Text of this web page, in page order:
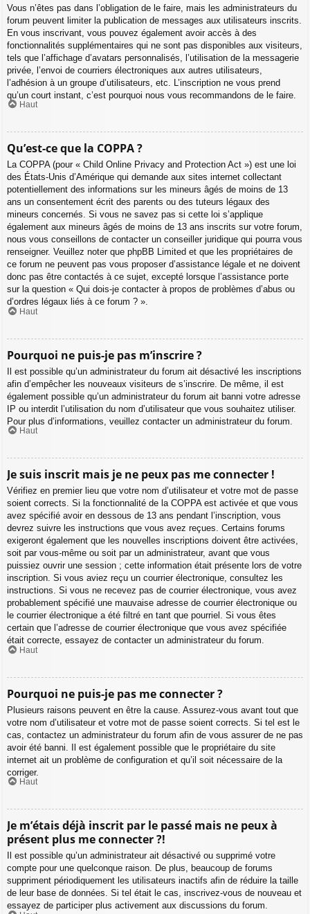
Vous n’êtes pas dans l’obligation de le faire, mais les administrateurs du
forum peuvent limiter la publication de messages aux utilisateurs inscrits.
En vous inscrivant, vous pouvez également avoir accès à des
fonctionnalités supplémentaires qui ne sont pas disponibles aux visiteurs,
tels que l’affichage d’avatars personnalisés, l’utilisation de la messagerie
privée, l’envoi de courriers électroniques aux autres utilisateurs,
l’adhésion à un groupe d’utilisateurs, etc. L’inscription ne vous prend
qu’un court instant, c’est pourquoi nous vous recommandons de le faire.
Haut
Qu’est-ce que la COPPA ?
La COPPA (pour « Child Online Privacy and Protection Act ») est une loi
des États-Unis d’Amérique qui demande aux sites internet collectant
potentiellement des informations sur les mineurs âgés de moins de 13
ans un consentement écrit des parents ou des tuteurs légaux des
mineurs concernés. Si vous ne savez pas si cette loi s’applique
également aux mineurs âgés de moins de 13 ans inscrits sur votre forum,
nous vous conseillons de contacter un conseiller juridique qui pourra vous
renseigner. Veuillez noter que phpBB Limited et que les propriétaires de
ce forum ne peuvent pas vous proposer d’assistance légale et ne doivent
donc pas être contactés à ce sujet, excepté lorsque l’assistance porte
sur la question « Qui dois-je contacter à propos de problèmes d’abus ou
d’ordres légaux liés à ce forum ? ».
Haut
Pourquoi ne puis-je pas m’inscrire ?
Il est possible qu’un administrateur du forum ait désactivé les inscriptions
afin d’empêcher les nouveaux visiteurs de s’inscrire. De même, il est
également possible qu’un administrateur du forum ait banni votre adresse
IP ou interdit l’utilisation du nom d’utilisateur que vous souhaitez utiliser.
Pour plus d’informations, veuillez contacter un administrateur du forum.
Haut
Je suis inscrit mais je ne peux pas me connecter !
Vérifiez en premier lieu que votre nom d’utilisateur et votre mot de passe
soient corrects. Si la fonctionnalité de la COPPA est activée et que vous
avez spécifié avoir en dessous de 13 ans pendant l’inscription, vous
devrez suivre les instructions que vous avez reçues. Certains forums
exigeront également que les nouvelles inscriptions doivent être activées,
soit par vous-même ou soit par un administrateur, avant que vous
puissiez ouvrir une session ; cette information était présente lors de votre
inscription. Si vous aviez reçu un courrier électronique, consultez les
instructions. Si vous ne recevez pas de courrier électronique, vous avez
probablement spécifié une mauvaise adresse de courrier électronique ou
le courrier électronique a été filtré en tant que pourriel. Si vous êtes
certain que l’adresse de courrier électronique que vous avez spécifiée
était correcte, essayez de contacter un administrateur du forum.
Haut
Pourquoi ne puis-je pas me connecter ?
Plusieurs raisons peuvent en être la cause. Assurez-vous avant tout que
votre nom d’utilisateur et votre mot de passe soient corrects. Si tel est le
cas, contactez un administrateur du forum afin de vous assurer de ne pas
avoir été banni. Il est également possible que le propriétaire du site
internet ait un problème de configuration et qu’il soit nécessaire de la
corriger.
Haut
Je m’étais déjà inscrit par le passé mais ne peux à
présent plus me connecter ?!
Il est possible qu’un administrateur ait désactivé ou supprimé votre
compte pour une quelconque raison. De plus, beaucoup de forums
suppriment périodiquement les utilisateurs inactifs afin de réduire la taille
de leur base de données. Si tel était le cas, inscrivez-vous de nouveau et
essayez de participer plus activement aux discussions du forum.